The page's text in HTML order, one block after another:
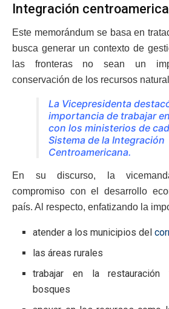
Integración
Este memorándum se basa en
busca generar un contexto de
las fronteras no sean un
conservación de los recursos
La Vicepresidenta
importancia de trabajar
con los ministerios de
Sistema de la Integración
Centroamericana.
En su discurso, la
compromiso con el desarrollo
país. Al respecto, enfatizando la
atender a los municipios del
las áreas rurales
trabajar en la
bosques